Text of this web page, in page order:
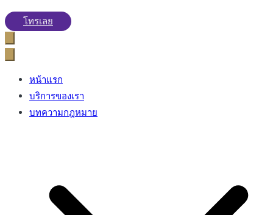
โทรเลย
หน้าแรก
บริการของเรา
บทความกฎหมาย